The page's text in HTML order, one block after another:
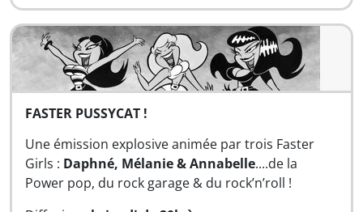
FASTER PUSSYCAT !
Une émission explosive animée par trois Faster
Girls : Daphné, Mélanie & Annabelle....de la
Power pop, du rock garage & du rock’n’roll !